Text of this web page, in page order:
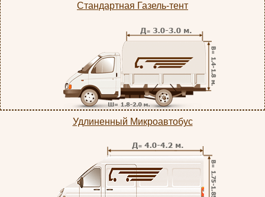
Стандартная Газель-тент
Удлиненный Микроавтобус